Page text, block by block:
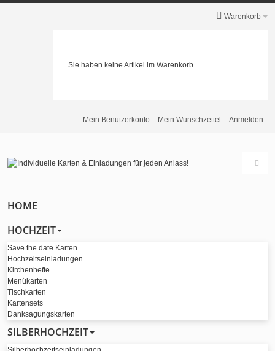
Warenkorb
Sie haben keine Artikel im Warenkorb.
Mein Benutzerkonto Mein Wunschzettel Anmelden
HOME
HOCHZEIT
Save the date Karten
Hochzeitseinladungen
Kirchenhefte
Menükarten
Tischkarten
Kartensets
Danksagungskarten
SILBERHOCHZEIT